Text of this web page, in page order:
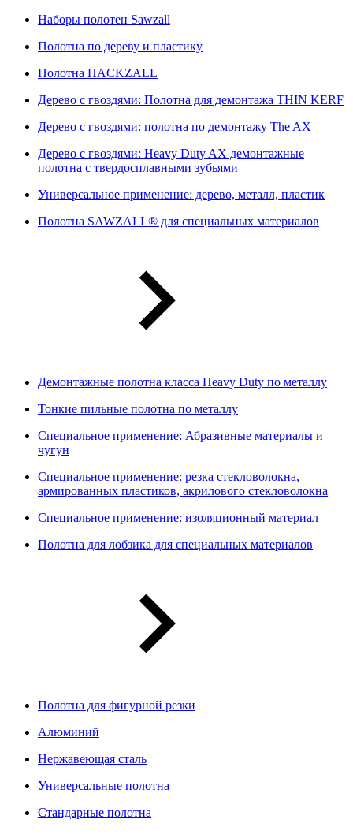
Наборы полотен Sawzall
Полотна по дереву и пластику
Полотна HACKZALL
Дерево с гвоздями: Полотна для демонтажа THIN KERF
Дерево с гвоздями: полотна по демонтажу The AX
Дерево с гвоздями: Heavy Duty AX демонтажные
полотна с твердосплавными зубьями
Универсальное применение: дерево, металл, пластик
Полотна SAWZALL® для специальных материалов
Демонтажные полотна класса Heavy Duty по металлу
Тонкие пильные полотна по металлу
Специальное применение: Абразивные материалы и
чугун
Специальное применение: резка стекловолокна,
армированных пластиков, акрилового стекловолокна
Специальное применение: изоляционный материал
Полотна для лобзика для специальных материалов
Полотна для фигурной резки
Алюминий
Нержавеющая сталь
Универсальные полотна
Стандарные полотна